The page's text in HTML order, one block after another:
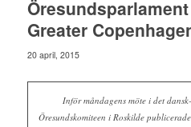
Greater
20 april, 2015
Inför måndagens möte i det
Öresundskomiteen i Roskilde